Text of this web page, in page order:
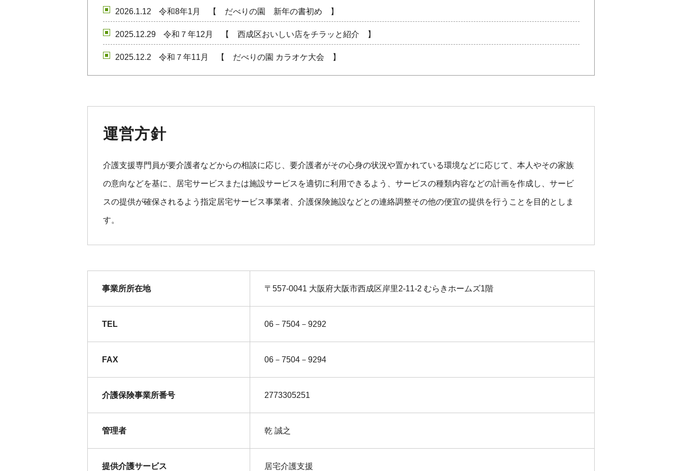
2026.1.12 令和8年1月 【 だべりの園 新年の書初め 】
2025.12.29 令和７年12月 【 西成区おいしい店をチラッと紹介 】
2025.12.2 令和７年11月 【 だべりの園 カラオケ大会 】
2025.11.5 令和７年10月 【 西成区おいしい店をチラッと紹介 】
2025.10.9 令和７年9月 【 だべりの園 ボクシング体験 】
2025.4.13 劇場版ケアマネージャー ～THEシャドーワーカー～(予告編)
運営方針
介護支援専門員が要介護者などからの相談に応じ、要介護者がその心身の状況や置かれている環境などに応じて、本人やその家族
の意向などを基に、居宅サービスまたは施設サービスを適切に利用できるよう、サービスの種類内容などの計画を作成し、サービ
スの提供が確保されるよう指定居宅サービス事業者、介護保険施設などとの連絡調整その他の便宜の提供を行うことを目的としま
す。
事業所所在地 〒557-0041 大阪府大阪市西成区岸里2-11-2 むらきホームズ1階
TEL 06－7504－9292
FAX 06－7504－9294
介護保険事業所番号 2773305251
管理者 乾 誠之
提供介護サービス 居宅介護支援